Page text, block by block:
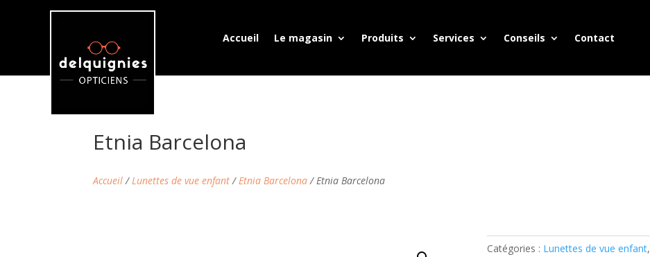
Accueil Le magasin Produits Services Conseils Contact
Etnia Barcelona
Accueil/Lunettes de vue enfant/Etnia Barcelona/ Etnia Barcelona
Catégories : Lunettes de vue enfant,